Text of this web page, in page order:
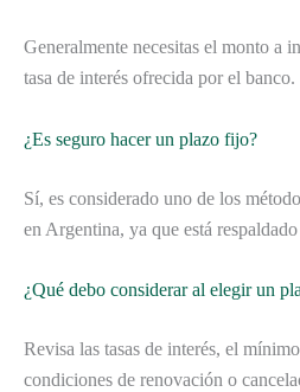
Generalmente necesitas el monto a
tasa de interés ofrecida por el banco.
¿Es seguro hacer un plazo fijo?
Sí, es considerado uno de los
en Argentina, ya que está
¿Qué debo considerar al elegir un
Revisa las tasas de interés, el
condiciones de renovación o